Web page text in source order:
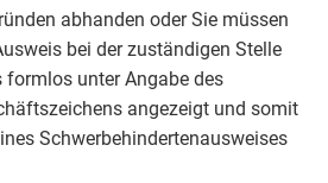
abhanden oder Sie müssen
bei der zuständigen Stelle
formlos unter Angabe des
angezeigt und somit
Schwerbehindertenausweises